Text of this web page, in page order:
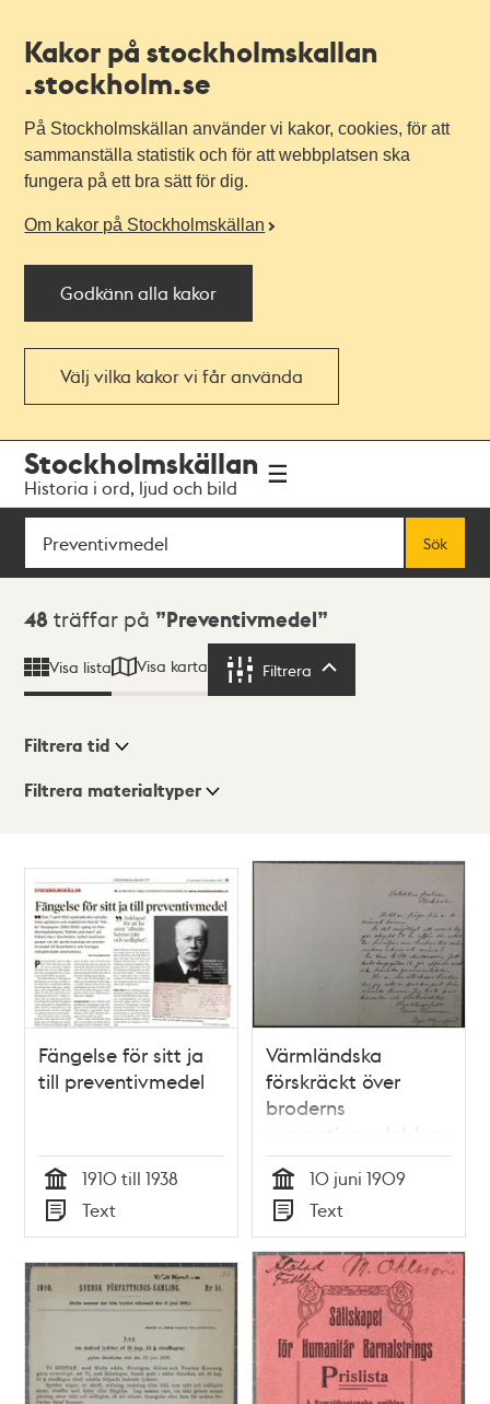
Kakor på stockholmskallan
.stockholm.se
På Stockholmskällan använder vi kakor, cookies, för att
sammanställa statistik och för att webbplatsen ska
fungera på ett bra sätt för dig.
Om kakor på Stockholmskällan
Godkänn alla kakor
Välj vilka kakor vi får använda
navigationen
huvudinnehållet
Stockholmskällan
Historia i ord, ljud och bild
Sök
Sök
Sökresultat
48 träffar på Preventivmedel
Visa lista Visa karta Filtrera
Visningsläge
Lista
Karta
Filtrera tid
Filtrera materialtyper
träffar
Fängelse för sitt ja
till preventivmedel
Tid
1910 till 1938
Typ
Text
Värmländska
förskräckt över
broderns
Tid
10 juni 1909
Typ
Text